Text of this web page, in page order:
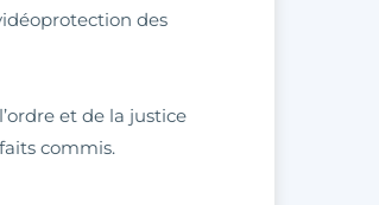
des
et de la justice
commis.